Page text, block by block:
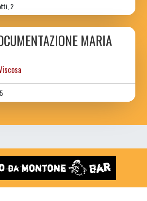
2
MARIA